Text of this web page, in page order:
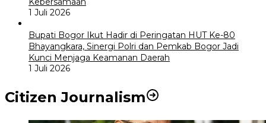
1 Juli 2026
Bupati Bogor Ikut Hadir di Peringatan HUT Ke-80
Bhayangkara, Sinergi Polri dan Pemkab Bogor Jadi
Kunci Menjaga Keamanan Daerah
1 Juli 2026
Citizen Journalism